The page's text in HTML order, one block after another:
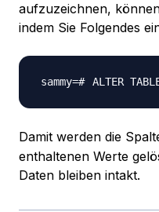
aufzuzeichnen,
indem Sie Folgendes
ALTER
Damit werden die
enthaltenen Werte
Daten bleiben intakt.